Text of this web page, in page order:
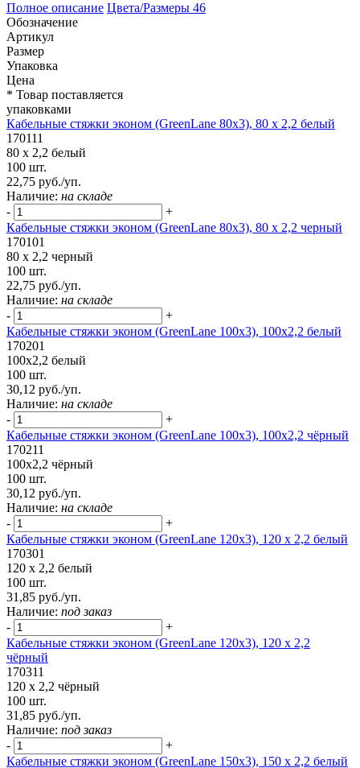
Полное описание Цвета/Размеры 46
Обозначение
Артикул
Размер
Упаковка
Цена
* Товар поставляется
упаковками
Кабельные стяжки эконом (GreenLane 80х3), 80 х 2,2 белый
170111
80 х 2,2 белый
100 шт.
22,75 руб./уп.
Наличие: на складе
-
+
Кабельные стяжки эконом (GreenLane 80x3), 80 x 2,2 черный
170101
80 x 2,2 черный
100 шт.
22,75 руб./уп.
Наличие: на складе
-
+
Кабельные стяжки эконом (GreenLane 100х3), 100х2,2 белый
170201
100х2,2 белый
100 шт.
30,12 руб./уп.
Наличие: на складе
-
+
Кабельные стяжки эконом (GreenLane 100х3), 100x2,2 чёрный
170211
100x2,2 чёрный
100 шт.
30,12 руб./уп.
Наличие: на складе
-
+
Кабельные стяжки эконом (GreenLane 120x3), 120 x 2,2 белый
170301
120 x 2,2 белый
100 шт.
31,85 руб./уп.
Наличие: под заказ
-
+
Кабельные стяжки эконом (GreenLane 120x3), 120 x 2,2
чёрный
170311
120 x 2,2 чёрный
100 шт.
31,85 руб./уп.
Наличие: под заказ
-
+
Кабельные стяжки эконом (GreenLane 150х3), 150 х 2,2 белый